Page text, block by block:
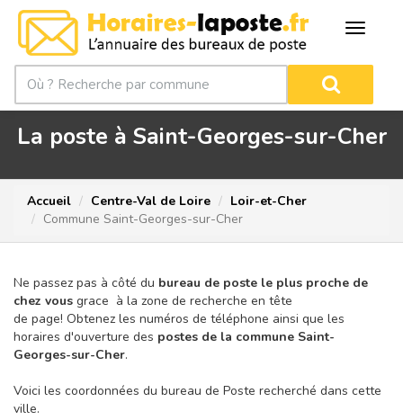
La poste à Saint-Georges-sur-Cher
Accueil Centre-Val de Loire
Loir-et-Cher
Commune Saint-Georges-sur-Cher
Ne passez pas à côté du bureau de poste le plus proche de
chez vous grace à la zone de recherche en tête
de page! Obtenez les numéros de téléphone ainsi que les
horaires d'ouverture des postes de la commune Saint-
Georges-sur-Cher.
Voici les coordonnées du bureau de Poste recherché dans cette
ville.